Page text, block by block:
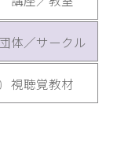
団体／サークル
視聴覚教材